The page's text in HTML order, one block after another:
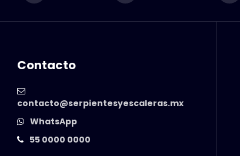
Contacto
contacto@serpientesyescaleras.mx
WhatsApp
55 0000 0000